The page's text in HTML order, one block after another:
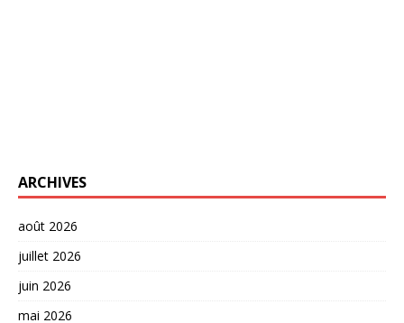
ARCHIVES
août 2026
juillet 2026
juin 2026
mai 2026